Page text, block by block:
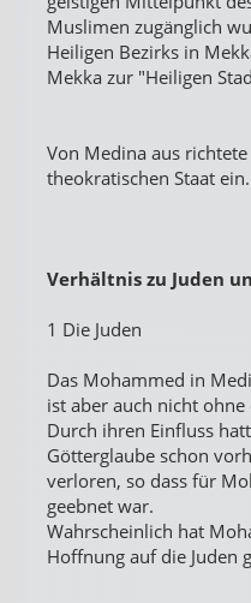
Muslimen zugänglich
Heiligen Bezirks in
Mekka zur "Heiligen
Von Medina aus
theokratischen Staat ein.
Verhältnis zu Juden
1 Die Juden
Das Mohammed in
ist aber auch nicht
Durch ihren Einfluss
Götterglaube schon
verloren, so dass für
geebnet war.
Wahrscheinlich hat
Hoffnung auf die Juden